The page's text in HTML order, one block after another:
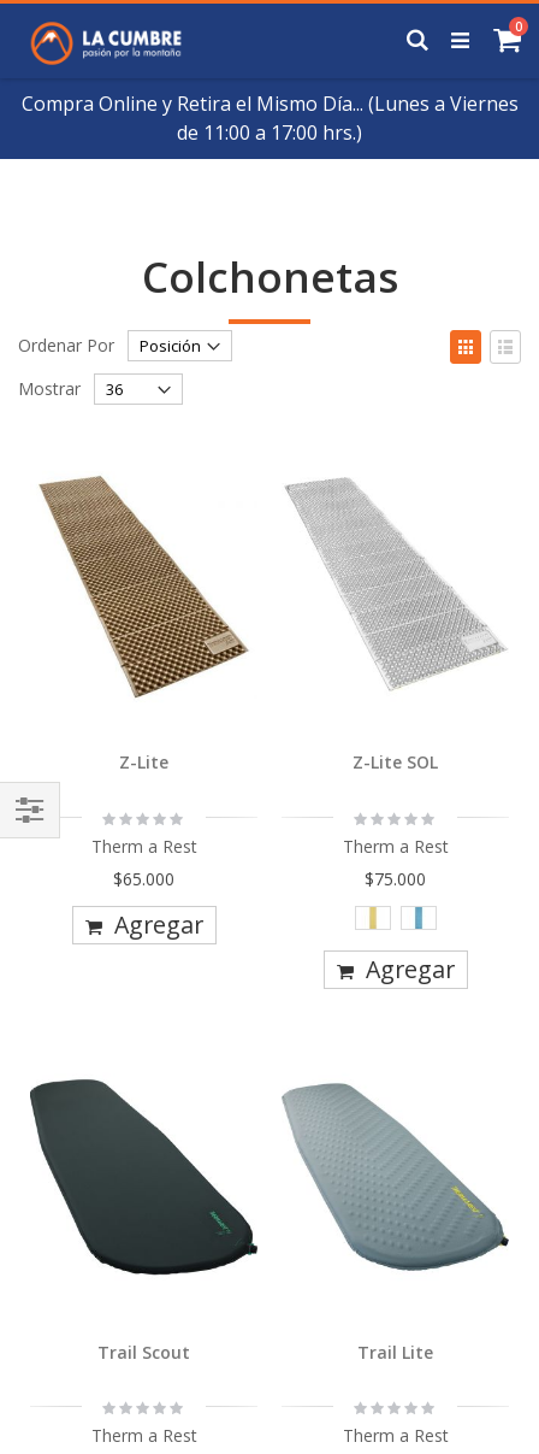
Compra Online y Retira el Mismo Día... (Lunes a Viernes
de 11:00 a 17:00 hrs.)
Contenido
0
Buscar
Colchonetas
Ordenar Por
Ver
como
Mostrar
Z-Lite
Rating:
0%
Therm a Rest
$65.000
Agregar
Z-Lite SOL
Rating:
0%
Therm a Rest
$75.000
Agregar
Trail Scout
Rating:
Therm a Rest
Trail Lite
Rating:
Therm a Rest
Comprar